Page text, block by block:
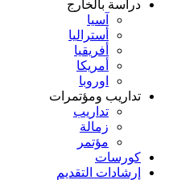
دراسة بالخارج
آسيا
أستراليا
أفريقيا
أمريكا
اوروبا
تداريب ومؤتمرات
تداريب
زمالة
مؤتمر
كورسات
إرشادات التقديم